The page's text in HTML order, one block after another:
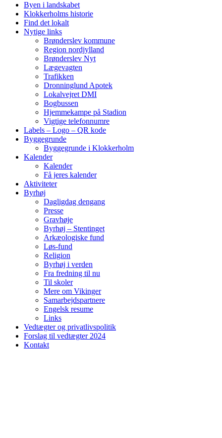
Byen i landskabet
Klokkerholms historie
Find det lokalt
Nytige links
Brønderslev kommune
Region nordjylland
Brønderslev Nyt
Lægevagten
Trafikken
Dronninglund Apotek
Lokalvejret DMI
Bogbussen
Hjemmekampe på Stadion
Vigtige telefonnumre
Labels – Logo – QR kode
Byggegrunde
Byggegrunde i Klokkerholm
Kalender
Kalender
Få jeres kalender
Aktiviteter
Byrhøj
Dagligdag dengang
Presse
Gravhøje
Byrhøj – Stentinget
Arkæologiske fund
Løs-fund
Religion
Byrhøj i verden
Fra fredning til nu
Til skoler
Mere om Vikinger
Samarbejdspartnere
Engelsk resume
Links
Vedtægter og privatlivspolitik
Forslag til vedtægter 2024
Kontakt